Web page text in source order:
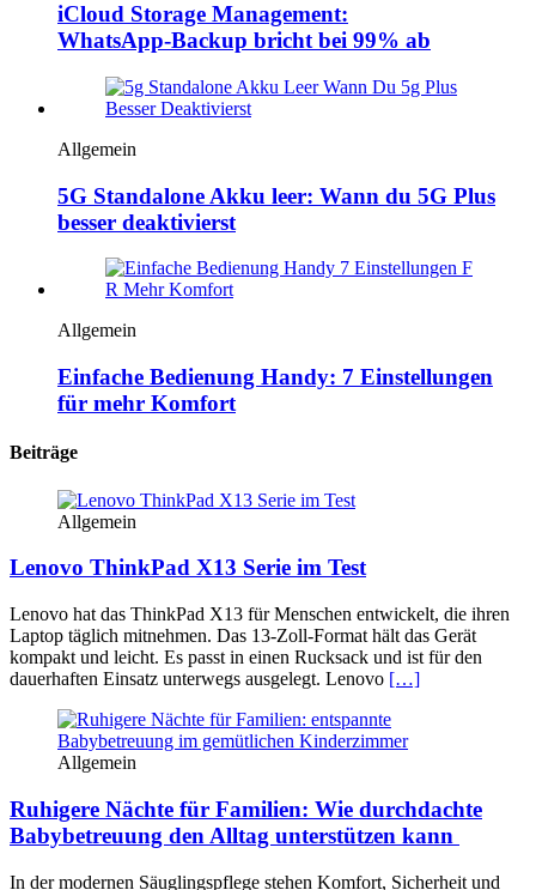
iCloud Storage Management:
WhatsApp‑Backup bricht bei 99% ab
Allgemein
5G Standalone Akku leer: Wann du 5G Plus
besser deaktivierst
Allgemein
Einfache Bedienung Handy: 7 Einstellungen
für mehr Komfort
Beiträge
Allgemein
Lenovo ThinkPad X13 Serie im Test
Lenovo hat das ThinkPad X13 für Menschen entwickelt, die ihren
Laptop täglich mitnehmen. Das 13-Zoll-Format hält das Gerät
kompakt und leicht. Es passt in einen Rucksack und ist für den
dauerhaften Einsatz unterwegs ausgelegt. Lenovo […]
Allgemein
Ruhigere Nächte für Familien: Wie durchdachte
Babybetreuung den Alltag unterstützen kann
In der modernen Säuglingspflege stehen Komfort, Sicherheit und